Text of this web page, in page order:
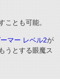
ことも可能。
マー レベル2が
うとする眼魔ス